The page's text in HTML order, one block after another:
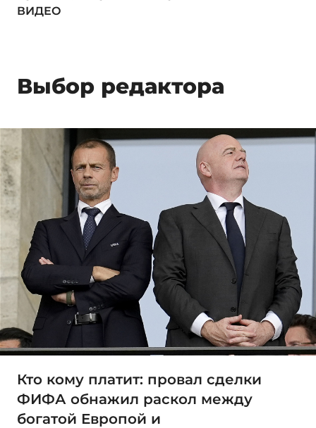
ВИДЕО
Выбор редактора
Кто кому платит: провал сделки
ФИФА обнажил раскол между
богатой Европой и